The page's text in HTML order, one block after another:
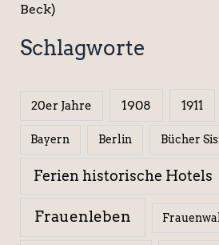
Beck)
Schlagworte
20er Jahre 1908 1911
Bayern Berlin Bücher
Ferien historische Hotels
Frauenleben